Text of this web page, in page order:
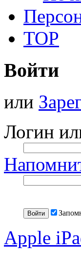
TOP
Войти
или
Логин
Apple